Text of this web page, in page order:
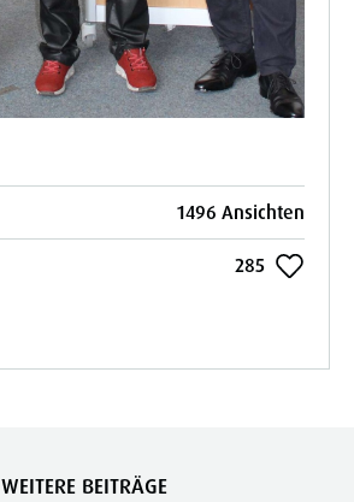
1496 Ansichten
285
WEITERE BEITRÄGE